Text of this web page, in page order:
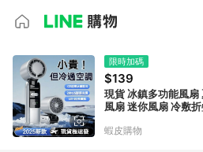
限時加碼
$139
現貨 冰鎮多功能風扇
風扇 迷你風扇 冷敷
蝦皮購物